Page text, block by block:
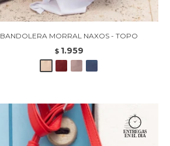
BANDOLERA MORRAL NAXOS - TOPO
$ 1.959